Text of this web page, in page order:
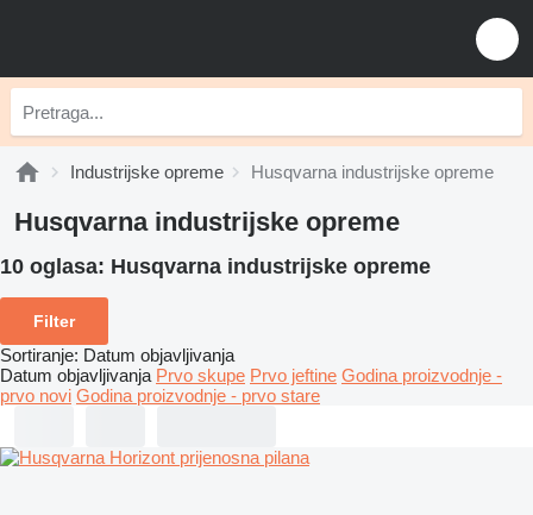
Industrijske opreme Husqvarna industrijske opreme
Husqvarna industrijske opreme
10 oglasa: Husqvarna industrijske opreme
Filter
Sortiranje: Datum objavljivanja
Datum objavljivanja Prvo skupe Prvo jeftine Godina proizvodnje -
prvo novi Godina proizvodnje - prvo stare